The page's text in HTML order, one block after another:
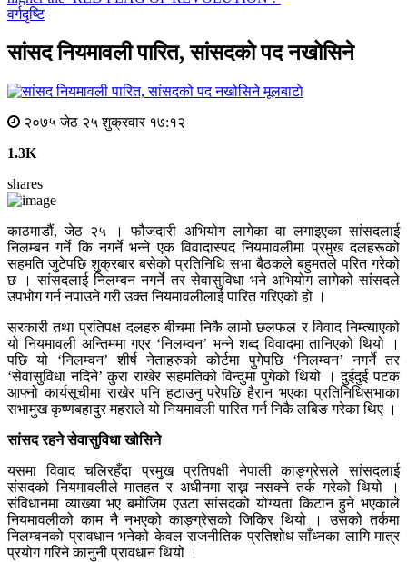
वर्गदृष्टि
सांसद नियमावली पारित, सांसदको पद नखोसिने
मूलबाटाे
२०७५ जेठ २५ शुक्रवार १७:१२
1.3K
shares
काठमाडौं, जेठ २५ । फौजदारी अभियोग लागेका वा लगाइएका सांसदलाई
निलम्बन गर्ने कि नगर्ने भन्ने एक विवादास्पद नियमावलीमा प्रमुख दलहरूको
सहमति जुटेपछि शुक्रबार बसेको प्रतिनिधि सभा बैठकले बहुमतले परित गरेको
छ । सांसदलाई निलम्बन नगर्ने तर सेवासुविधा भने अभियोग लागेको सांंसदले
उपभोग गर्न नपाउने गरी उक्त नियमावलीलाई पारित गरिएको हो ।
सरकारी तथा प्रतिपक्ष दलहरु बीचमा निकै लामो छलफल र विवाद निम्त्याएको
यो नियमावली अन्तिममा गएर ‘निलम्वन’ भन्ने शब्द विवादमा तानिएको थियो ।
पछि यो ‘निलम्वन’ शीर्ष नेताहरुको कोर्टमा पुगेपछि ‘निलम्वन’ नगर्ने तर
‘सेवासुविधा नदिने’ कुरा राखेर सहमतिको विन्दुमा पुगेको थियो । दुईदुई पटक
आफ्नो कार्यसूचीमा राखेर पनि हटाउनु परेपछि हैरान भएका प्रतिनिधिसभाका
सभामुख कृष्णबहादुर महराले यो नियमावली पारित गर्न निकै लबिङ गरेका थिए ।
सांसद रहने सेवासुविधा खोसिने
यसमा विवाद चलिरहँदा प्रमुख प्रतिपक्षी नेपाली काङ्ग्रेसले सांसदलाई
संसदको नियमावलीले मातहत र अधीनमा राख्न नसक्ने तर्क गरेको थियो ।
संविधानमा व्याख्या भए बमोजिम एउटा सांसदको योग्यता किटान हुने भएकाले
नियमावलीको काम नै नभएको काङ्ग्रेसको जिकिर थियो । उसको तर्कमा
निलम्बनको प्रावधान भनेको केवल राजनीतिक प्रतिशोध साँध्नका लागि मात्र
प्रयोग गरिने कानुनी प्रावधान थियो ।